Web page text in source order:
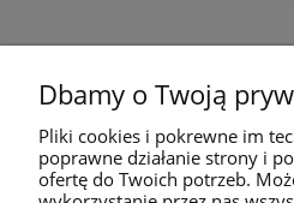
Dbamy o Twoją
Pliki cookies i pokrewne im
poprawne działanie strony i
ofertę do Twoich potrzeb.